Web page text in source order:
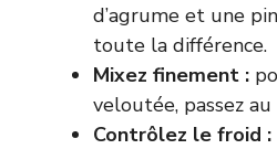
d’agrume et une
toute la différence.
Mixez finement :
veloutée, passez
Contrôlez le froid :